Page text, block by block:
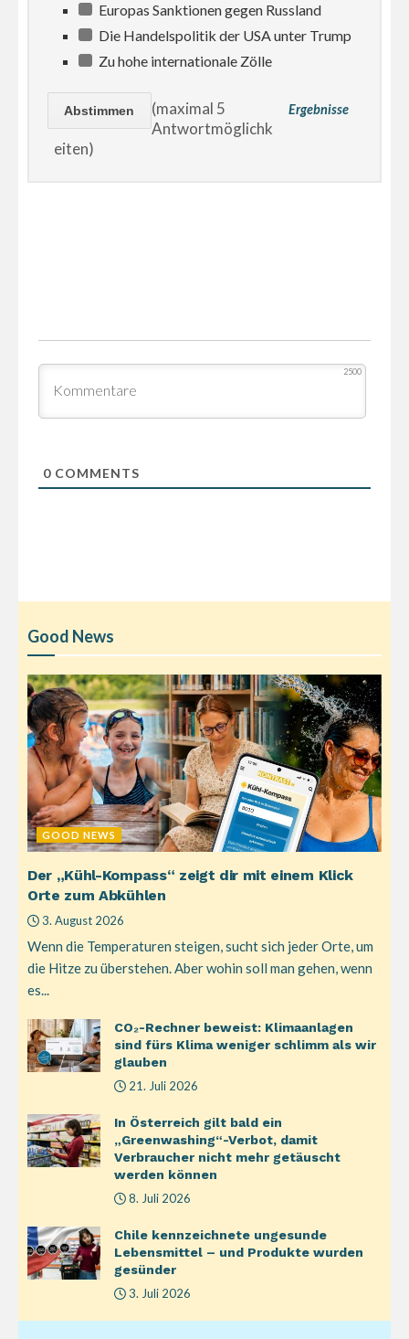
Europas Sanktionen gegen Russland
Die Handelspolitik der USA unter Trump
Zu hohe internationale Zölle
Ergebnisse
(maximal 5
Antwortmöglichk
eiten)
2500
0COMMENTS
Good News
GOOD NEWS
Der „Kühl-Kompass“ zeigt dir mit einem Klick
Orte zum Abkühlen
3. August 2026
Wenn die Temperaturen steigen, sucht sich jeder Orte, um
die Hitze zu überstehen. Aber wohin soll man gehen, wenn
es...
CO₂-Rechner beweist: Klimaanlagen
sind fürs Klima weniger schlimm als wir
glauben
21. Juli 2026
In Österreich gilt bald ein
„Greenwashing“-Verbot, damit
Verbraucher nicht mehr getäuscht
werden können
8. Juli 2026
Chile kennzeichnete ungesunde
Lebensmittel – und Produkte wurden
gesünder
3. Juli 2026